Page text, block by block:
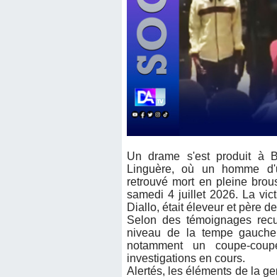
Un drame s'est produit à
Linguère, où un homme
retrouvé mort en pleine
samedi 4 juillet 2026. La
Diallo, était éleveur et père
Selon des témoignages
niveau de la tempe
notamment un coupe-
investigations en cours.
Alertés, les éléments de la